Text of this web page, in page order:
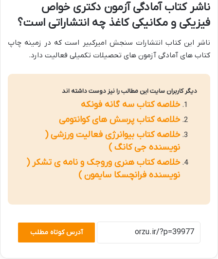
ناشر کتاب آمادگی آزمون دکتری خواص
فیزیکی و مکانیکی کاغذ چه انتشاراتی است؟
ناشر این کتاب انتشارات سنجش امیرکبیر است که در زمینه چاپ
کتاب های آمادگی آزمون های تحصیلات تکمیلی فعالیت دارد.
دیگر کاربران سایت این مطالب را نیز دوست داشته اند
خلاصه کتاب سه گانه فونکه
خلاصه کتاب پرسش های کوانتومی
خلاصه کتاب بیوانرژی فعالیت ورزشی (
نویسنده جی کانگ )
خلاصه کتاب هنری وروجک و نامه ی تشکر (
نویسنده فرانچسکا سایمون )
آدرس کوتاه مطلب